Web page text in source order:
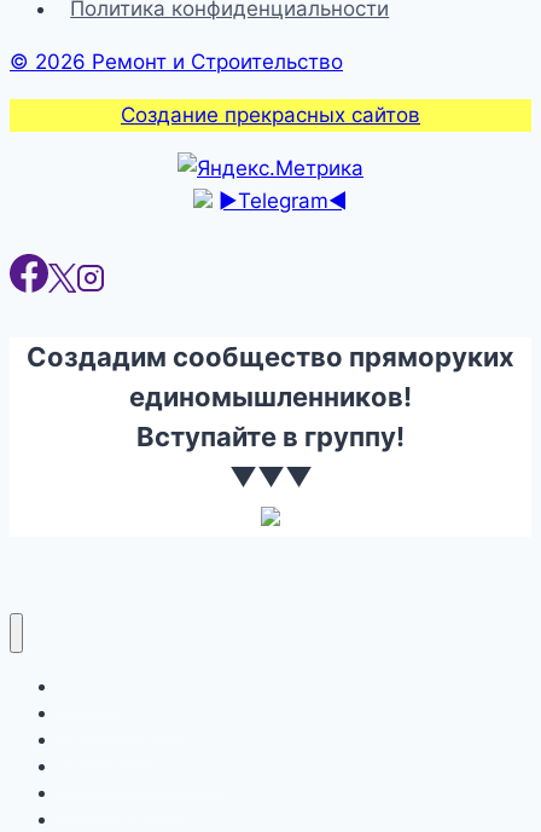
Политика конфиденциальности
© 2026 Ремонт и Строительство
Создание прекрасных сайтов
►Telegram◄
Создадим сообщество пряморуких
единомышленников!
Вступайте в группу!
▼▼▼